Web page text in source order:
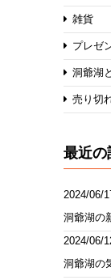
雑貨
プレゼ
洞爺湖
売り切
最近の
2024/06/
洞爺湖の
2024/06/
洞爺湖の